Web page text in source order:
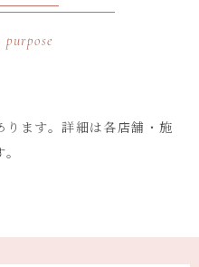
ります。詳細は各店舗・施